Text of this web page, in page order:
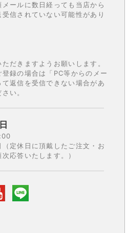
ールに数日経っても当店から
信されていない可能性があり
だきますようお願いします。
録の場合は「PC等からのメー
返信を受信できない場合があ
い。
定休日に頂戴したご注文・お
応答いたします。）